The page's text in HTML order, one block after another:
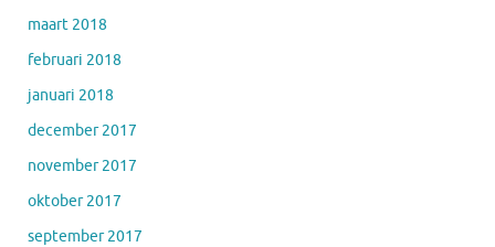
maart 2018
februari 2018
januari 2018
december 2017
november 2017
oktober 2017
september 2017